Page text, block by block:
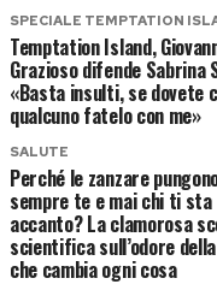
SPECIALE TEMPTATION
Temptation Island,
Grazioso difende Sabrina
«Basta insulti, se dovete
qualcuno fatelo con me»
SALUTE
Perché le zanzare
sempre te e mai chi ti sta
accanto? La clamorosa
scientifica sull’odore
che cambia ogni cosa